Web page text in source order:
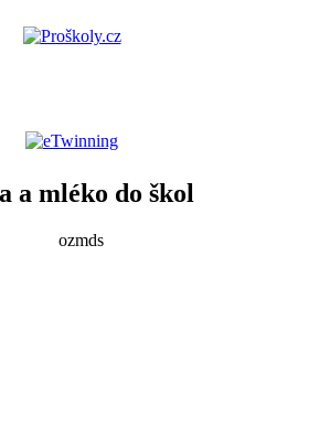
a mléko do škol